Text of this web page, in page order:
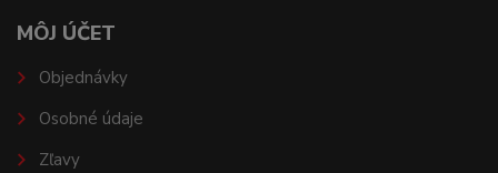
MÔJ ÚČET
Objednávky
Osobné údaje
Zľavy